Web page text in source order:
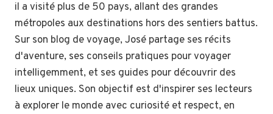
il a visité plus de 50 pays, allant des grandes
métropoles aux destinations hors des sentiers battus.
Sur son blog de voyage, José partage ses récits
d'aventure, ses conseils pratiques pour voyager
intelligemment, et ses guides pour découvrir des
lieux uniques. Son objectif est d'inspirer ses lecteurs
à explorer le monde avec curiosité et respect, en